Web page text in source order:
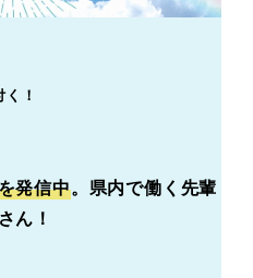
！
発信中。県内で働く先輩
ん！